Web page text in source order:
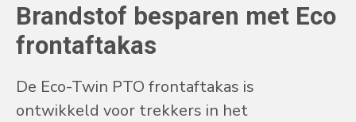
Brandstof besparen met Eco
frontaftakas
De Eco-Twin PTO frontaftakas is
ontwikkeld voor trekkers in het